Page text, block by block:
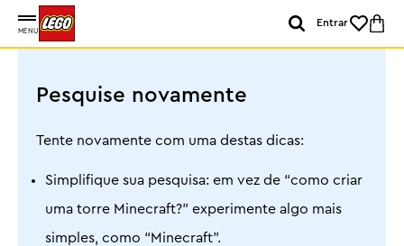
MENU
Entrar
Pesquise novamente
Tente novamente com uma destas dicas:
Simplifique sua pesquisa: em vez de “como criar
uma torre Minecraft?” experimente algo mais
simples, como “Minecraft”.